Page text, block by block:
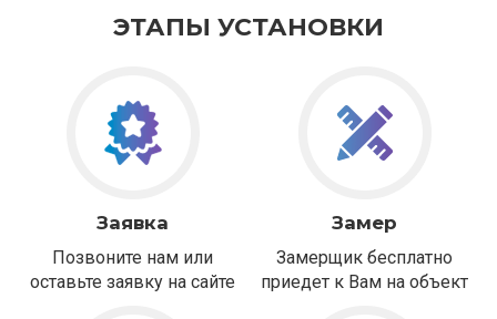
ЭТАПЫ УСТАНОВКИ
Заявка
Позвоните нам или
оставьте заявку на сайте
Замер
Замерщик бесплатно
приедет к Вам на объект